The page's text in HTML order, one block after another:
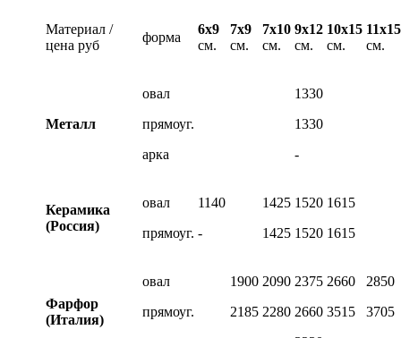
Материал /
цена руб
форма
6х9
см.
7х9
см.
7х10
см.
9х12
см.
10х15
см.
11х15
см.
Металл
овал
прямоуг.
арка
1330
1330
-
Керамика
(Россия)
овал
прямоуг.
1140
-
1425
1425
1520
1520
1615
1615
Фарфор
(Италия)
овал
прямоуг.
1900
2185
2090
2280
2375
2660
2660
3515
2850
3705